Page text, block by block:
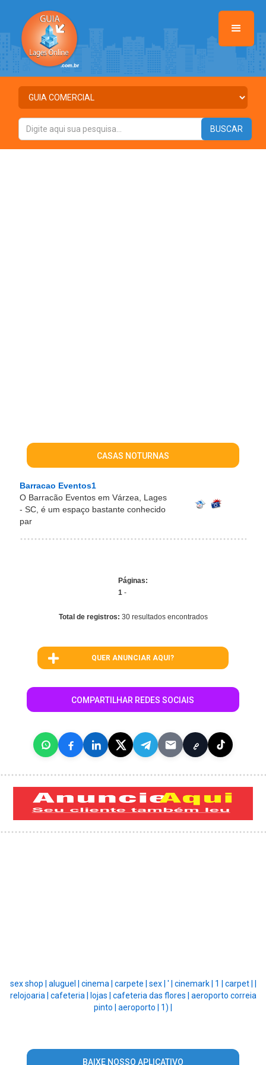
CASAS NOTURNAS
Barracao Eventos1
O Barracão Eventos em Várzea, Lages
- SC, é um espaço bastante conhecido
par
Páginas:
1 -
Total de registros: 30 resultados encontrados
QUER ANUNCIAR AQUI?
COMPARTILHAR REDES SOCIAIS
sex shop | aluguel | cinema | carpete | sex | ' | cinemark | 1 | carpet |
relojoaria | cafeteria | lojas | cafeteria das flores | aeroporto correia
pinto | aeroporto | 1) |
BAIXE NOSSO APLICATIVO